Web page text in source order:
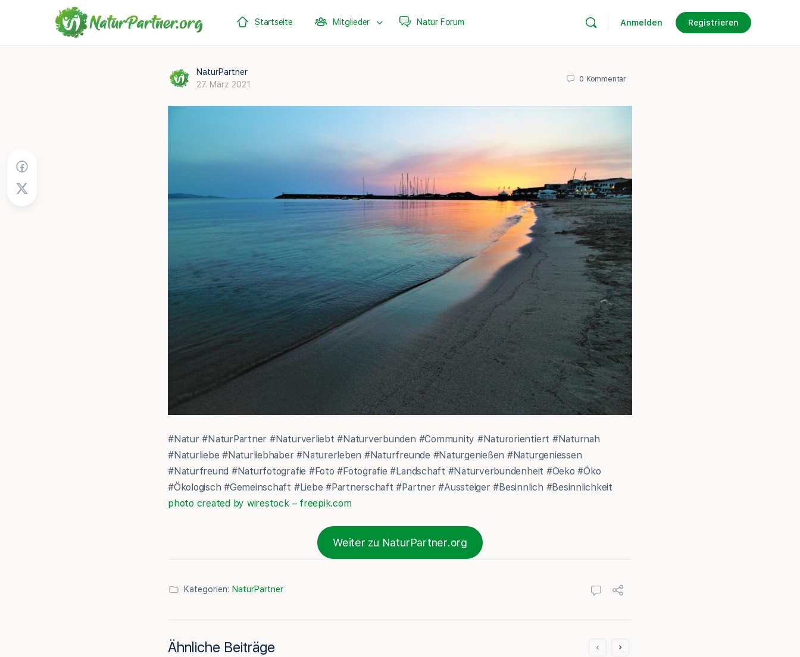
Startseite Mitglieder Natur Forum Anmelden Registrieren
NaturPartner
27. März 2021
0 Kommentar
#Natur #NaturPartner #Naturverliebt #Naturverbunden #Community #Naturorientiert #Naturnah
#Naturliebe #Naturliebhaber #Naturerleben #Naturfreunde #Naturgenießen #Naturgeniessen
#Naturfreund #Naturfotografie #Foto #Fotografie #Landschaft #Naturverbundenheit #Oeko #Öko
#Ökologisch #Gemeinschaft #Liebe #Partnerschaft #Partner #Aussteiger #Besinnlich #Besinnlichkeit
photo created by wirestock – freepik.com
Weiter zu NaturPartner.org
Kategorien: NaturPartner
Ähnliche Beiträge